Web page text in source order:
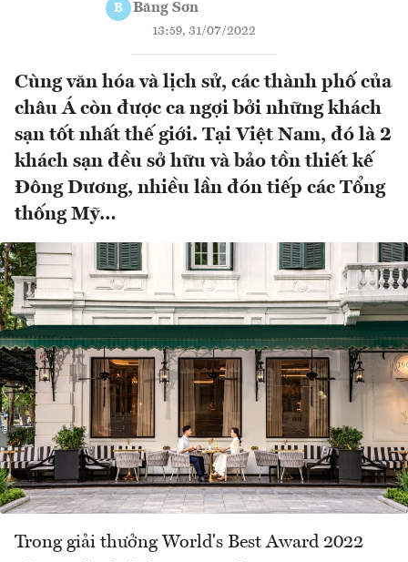
B Băng Sơn
13:59, 31/07/2022
Cùng văn hóa và lịch sử, các thành phố của
châu Á còn được ca ngợi bởi những khách
sạn tốt nhất thế giới. Tại Việt Nam, đó là 2
khách sạn đều sở hữu và bảo tồn thiết kế
Đông Dương, nhiều lần đón tiếp các Tổng
thống Mỹ…
Trong giải thưởng World's Best Award 2022